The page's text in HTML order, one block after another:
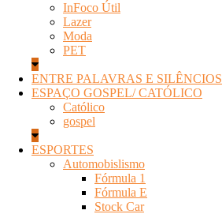
InFoco Útil
Lazer
Moda
PET
ENTRE PALAVRAS E SILÊNCIOS
ESPAÇO GOSPEL/ CATÓLICO
Católico
gospel
ESPORTES
Automobislismo
Fórmula 1
Fórmula E
Stock Car